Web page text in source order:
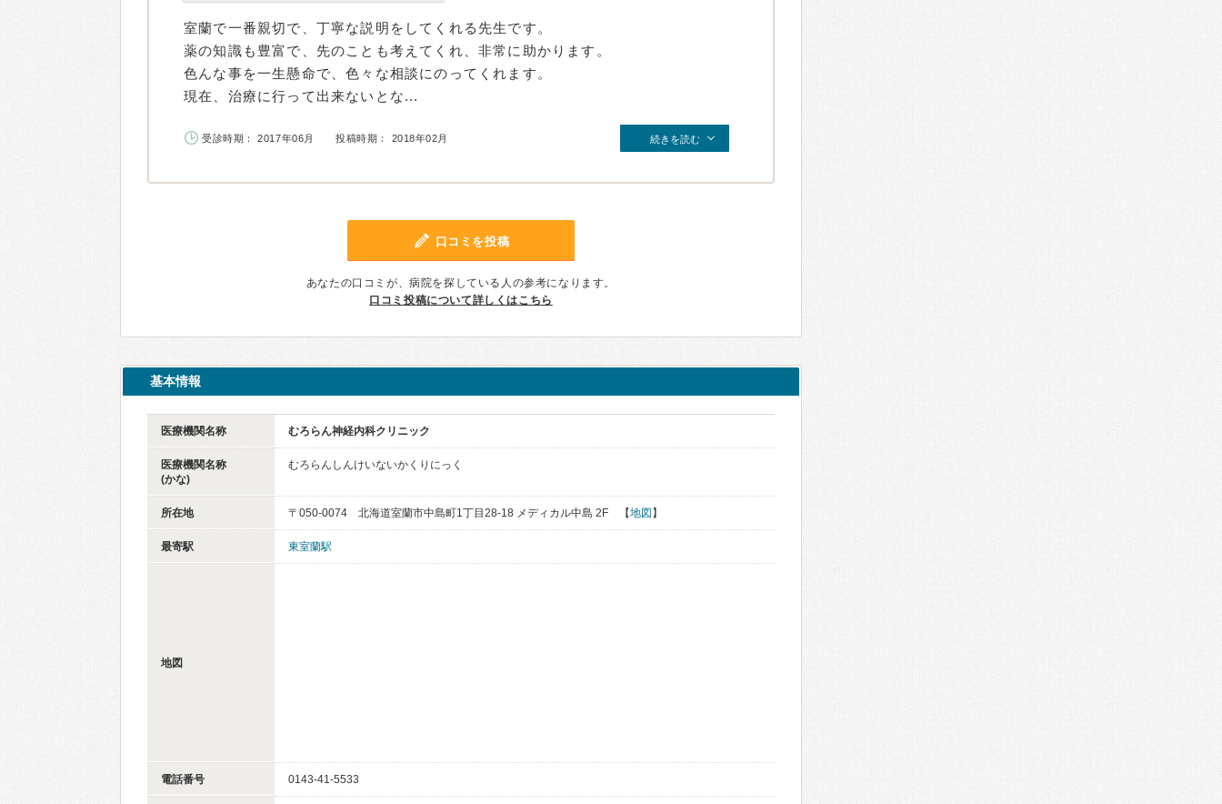
室蘭で一番親切で、丁寧な説明をしてくれる先生です。
薬の知識も豊富で、先のことも考えてくれ、非常に助かります。
色んな事を一生懸命で、色々な相談にのってくれます。
現在、治療に行って出来ないとな...
受診時期： 2017年06月 投稿時期： 2018年02月 続きを読む
口コミを投稿
あなたの口コミが、病院を探している人の参考になります。
口コミ投稿について詳しくはこちら
基本情報
医療機関名称 むろらん神経内科クリニック
医療機関名称
(かな)
むろらんしんけいないかくりにっく
所在地 〒050-0074 北海道室蘭市中島町1丁目28-18 メディカル中島 2F 【地図 】
最寄駅 東室蘭駅
地図
電話番号 0143-41-5533